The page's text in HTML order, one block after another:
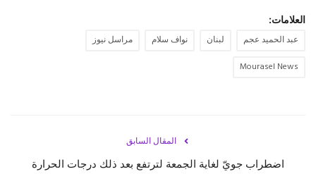
العلامات:
عبد الحميد عجم لبنان نواف سلام
مراسل نيوز
Mourasel News
المقال السابق
اضطراب جويّ لغاية الجمعة لترتفع بعد ذلك درجات الحرارة